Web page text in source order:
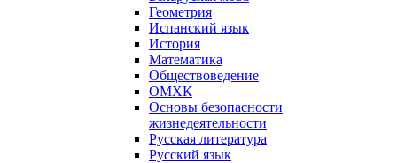
Геометрия
Испанский язык
История
Математика
Обществоведение
ОМХК
Основы безопасности
жизнедеятельности
Русская литература
Русский язык